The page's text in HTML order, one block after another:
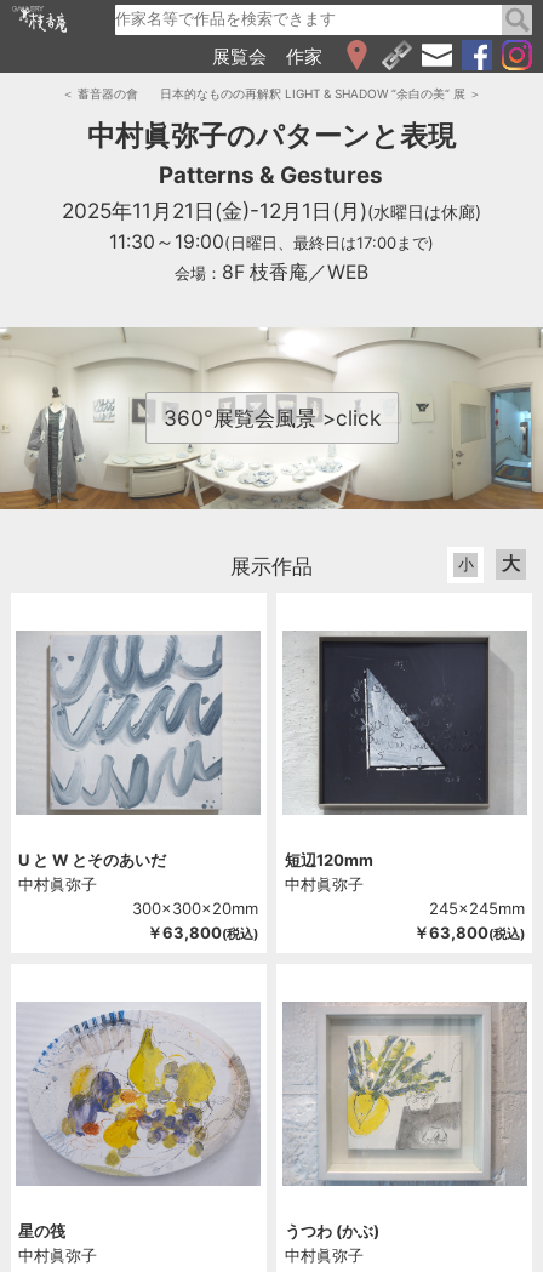
展覧会
WEB展覧会
2026
2025
2024
2023
2022
2021
2019
2018
2017
2016
2014
2013
2011
2009
2008
2007
2006
作家
＜ 蓄音器の會 日本的なものの再解釈 LIGHT & SHADOW “余白の美“ 展 ＞
中村眞弥子のパターンと表現
Patterns & Gestures
2025年11月21日(金)-12月1日(月)(水曜日は休廊)
11:30～19:00(日曜日、最終日は17:00まで)
会場： 8F 枝香庵／WEB
360°展覧会風景 >click
展示作品 小 大
U と W とそのあいだ
中村眞弥子
300x300x20mm
￥63,800(税込)
短辺120mm
中村眞弥子
245x245mm
￥63,800(税込)
星の筏
中村眞弥子
うつわ (かぶ)
中村眞弥子